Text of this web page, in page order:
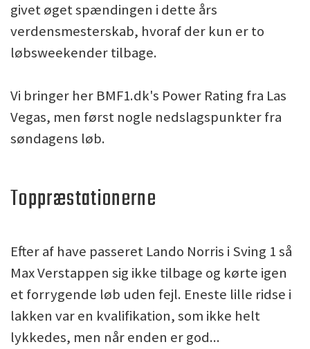
givet øget spændingen i dette års
verdensmesterskab, hvoraf der kun er to
løbsweekender tilbage.
Vi bringer her BMF1.dk's Power Rating fra Las
Vegas, men først nogle nedslagspunkter fra
søndagens løb.
Toppræstationerne
Efter af have passeret Lando Norris i Sving 1 så
Max Verstappen sig ikke tilbage og kørte igen
et forrygende løb uden fejl. Eneste lille ridse i
lakken var en kvalifikation, som ikke helt
lykkedes, men når enden er god...